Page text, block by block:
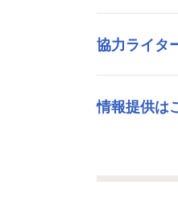
協力ライタ
情報提供は